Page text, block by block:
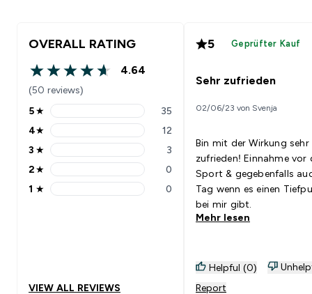
OVERALL RATING
4.64 out of 5 stars
4.64
(50 reviews)
5 stars rating 35 reviews
5★ 35
4 stars rating 12 reviews
4★ 12
3 stars rating 3 reviews
3 ★ 3
2 stars rating 0 reviews
2★ 0
1 stars rating 0 reviews
1 ★ 0
VIEW ALL REVIEWS
5 Geprüfter Kauf
Sehr zufrieden
02/06/23 von Svenja
Bin mit der Wirkung sehr
zufrieden! Einnahme vor
Sport & gegebenfalls
Tag wenn es einen
bei mir gibt.
Mehr lesen
Helpful (0)
Report